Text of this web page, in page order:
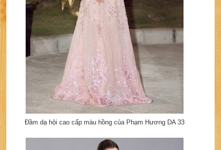
Đầm dạ hội cao cấp màu hồng của Phạm Hương DA 33